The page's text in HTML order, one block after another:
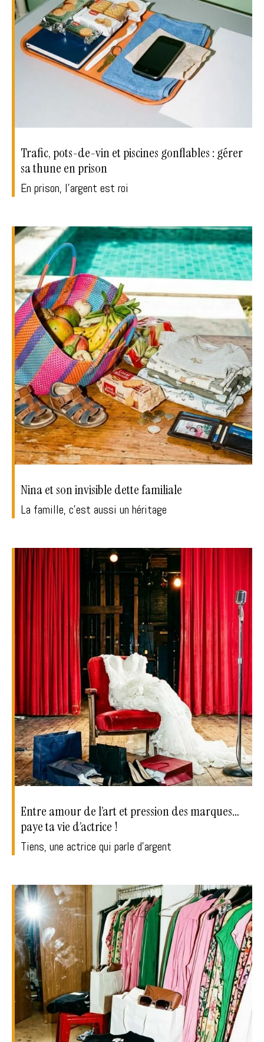
Trafic, pots-de-vin et piscines gonflables : gérer
sa thune en prison
En prison, l'argent est roi
Nina et son invisible dette familiale
La famille, c'est aussi un héritage
Entre amour de l’art et pression des marques…
paye ta vie d’actrice !
Tiens, une actrice qui parle d'argent